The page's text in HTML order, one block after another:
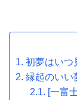
も
初夢はいつ
縁起のいい
[一富